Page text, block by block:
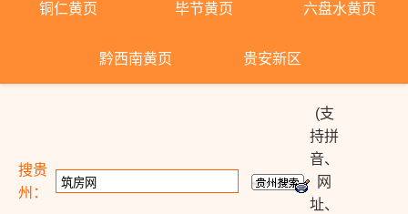
铜仁黄页 毕节黄页 六盘水黄页
黔西南黄页 贵安新区
搜贵
州：
(支
持拼
音、
网
址、